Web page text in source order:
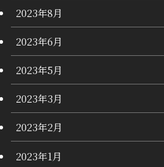
2023年8月
2023年6月
2023年5月
2023年3月
2023年2月
2023年1月